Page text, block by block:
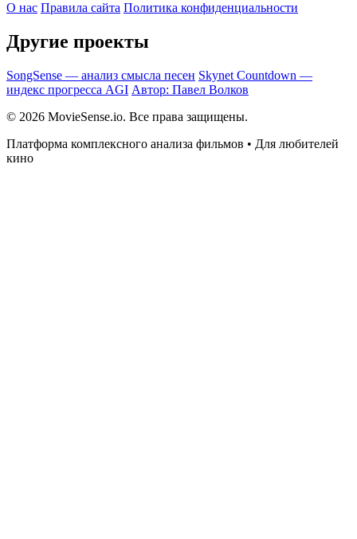
О нас Правила сайта Политика конфиденциальности
Другие проекты
SongSense — анализ смысла песен Skynet Countdown —
индекс прогресса AGI Автор: Павел Волков
© 2026 MovieSense.io. Все права защищены.
Платформа комплексного анализа фильмов • Для любителей
кино